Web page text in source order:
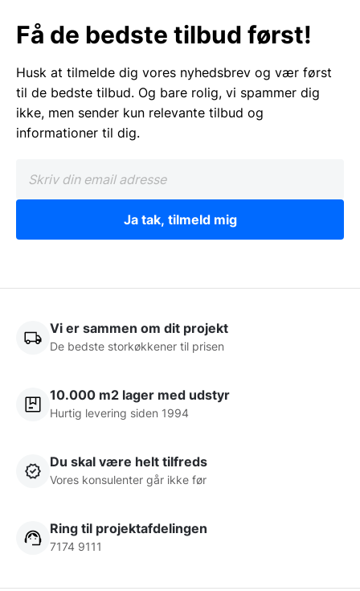
Få de bedste tilbud først!
Husk at tilmelde dig vores nyhedsbrev og vær først
til de bedste tilbud. Og bare rolig, vi spammer dig
ikke, men sender kun relevante tilbud og
informationer til dig.
Ja tak, tilmeld mig
Vi er sammen om dit projekt
De bedste storkøkkener til prisen
10.000 m2 lager med udstyr
Hurtig levering siden 1994
Du skal være helt tilfreds
Vores konsulenter går ikke før
Ring til projektafdelingen
7174 9111